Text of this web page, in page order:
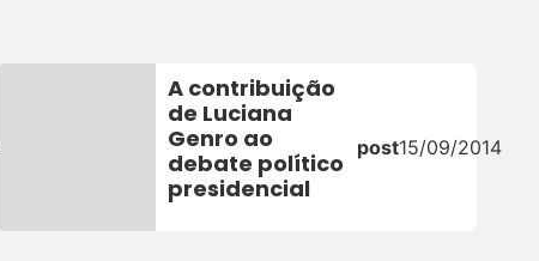
A contribuição
de Luciana
Genro ao
debate político
presidencial
post15/09/2014